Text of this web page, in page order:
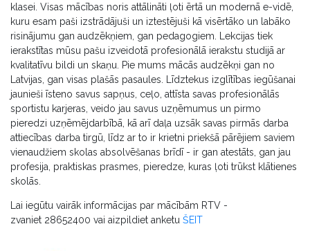
klasei. Visas mācības noris attālināti ļoti ērtā un modernā e-vidē,
kuru esam paši izstrādājuši un iztestējuši kā visērtāko un labāko
risinājumu gan audzēkņiem, gan pedagogiem. Lekcijas tiek
ierakstītas mūsu pašu izveidotā profesionālā ierakstu studijā ar
kvalitatīvu bildi un skaņu. Pie mums mācās audzēkņi gan no
Latvijas, gan visas plašās pasaules. Līdztekus izglītības iegūšanai
jaunieši īsteno savus sapņus, ceļo, attīsta savas profesionālās
sportistu karjeras, veido jau savus uzņēmumus un pirmo
pieredzi uzņēmējdarbībā, kā arī daļa uzsāk savas pirmās darba
attiecības darba tirgū, līdz ar to ir krietni priekšā pārējiem saviem
vienaudžiem skolas absolvēšanas brīdī - ir gan atestāts, gan jau
profesija, praktiskas prasmes, pieredze, kuras ļoti trūkst klātienes
skolās.
Lai iegūtu vairāk informācijas par mācībām RTV -
zvaniet 28652400 vai aizpildiet anketu ŠEIT